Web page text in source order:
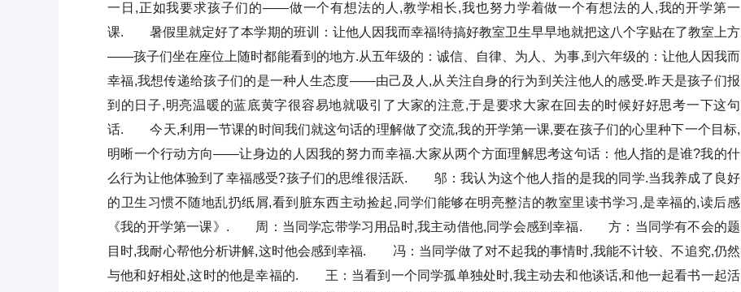
一日,正如我要求孩子们的——做一个有想法的人,教学相长,我也努力学着做一个有想法的人,我的开学第一
课. 暑假里就定好了本学期的班训：让他人因我而幸福!待搞好教室卫生早早地就把这八个字贴在了教室上方
——孩子们坐在座位上随时都能看到的地方.从五年级的：诚信、自律、为人、为事,到六年级的：让他人因我而
幸福,我想传递给孩子们的是一种人生态度——由己及人,从关注自身的行为到关注他人的感受.昨天是孩子们报
到的日子,明亮温暖的蓝底黄字很容易地就吸引了大家的注意,于是要求大家在回去的时候好好思考一下这句
话. 今天,利用一节课的时间我们就这句话的理解做了交流,我的开学第一课,要在孩子们的心里种下一个目标,
明晰一个行动方向——让身边的人因我的努力而幸福.大家从两个方面理解思考这句话：他人指的是谁?我的什
么行为让他体验到了幸福感受?孩子们的思维很活跃. 邬：我认为这个他人指的是我的同学.当我养成了良好
的卫生习惯不随地乱扔纸屑,看到脏东西主动捡起,同学们能够在明亮整洁的教室里读书学习,是幸福的,读后感
《我的开学第一课》. 周：当同学忘带学习用品时,我主动借他,同学会感到幸福. 方：当同学有不会的题
目时,我耐心帮他分析讲解,这时他会感到幸福. 冯：当同学做了对不起我的事情时,我能不计较、不追究,仍然
与他和好相处,这时的他是幸福的. 王：当看到一个同学孤单独处时,我主动去和他谈话,和他一起看书一起活